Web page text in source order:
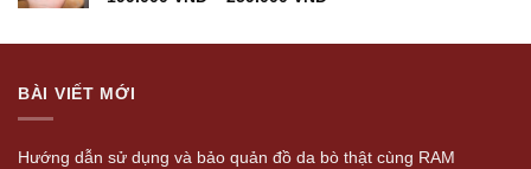
BÀI VIẾT MỚI
Hướng dẫn sử dụng và bảo quản đồ da bò thật cùng RAM